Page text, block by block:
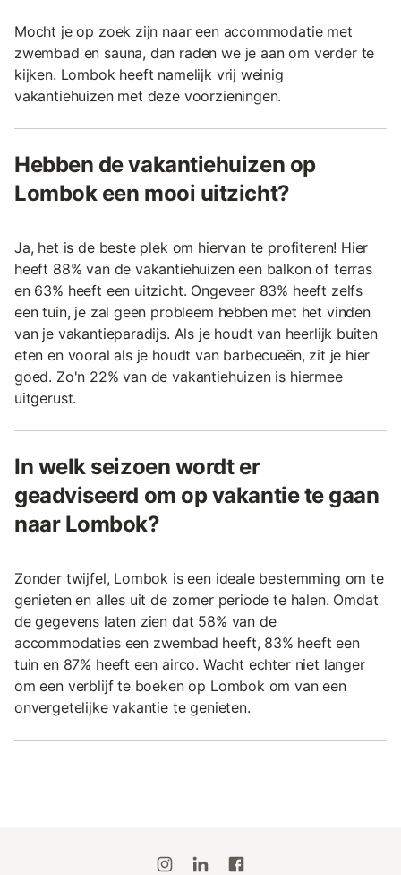
Mocht je op zoek zijn naar een accommodatie met
zwembad en sauna, dan raden we je aan om verder te
kijken. Lombok heeft namelijk vrij weinig
vakantiehuizen met deze voorzieningen.
Hebben de vakantiehuizen op
Lombok een mooi uitzicht?
Ja, het is de beste plek om hiervan te profiteren! Hier
heeft 88% van de vakantiehuizen een balkon of terras
en 63% heeft een uitzicht. Ongeveer 83% heeft zelfs
een tuin, je zal geen probleem hebben met het vinden
van je vakantieparadijs. Als je houdt van heerlijk buiten
eten en vooral als je houdt van barbecueën, zit je hier
goed. Zo'n 22% van de vakantiehuizen is hiermee
uitgerust.
In welk seizoen wordt er
geadviseerd om op vakantie te gaan
naar Lombok?
Zonder twijfel, Lombok is een ideale bestemming om te
genieten en alles uit de zomer periode te halen. Omdat
de gegevens laten zien dat 58% van de
accommodaties een zwembad heeft, 83% heeft een
tuin en 87% heeft een airco. Wacht echter niet langer
om een verblijf te boeken op Lombok om van een
onvergetelijke vakantie te genieten.